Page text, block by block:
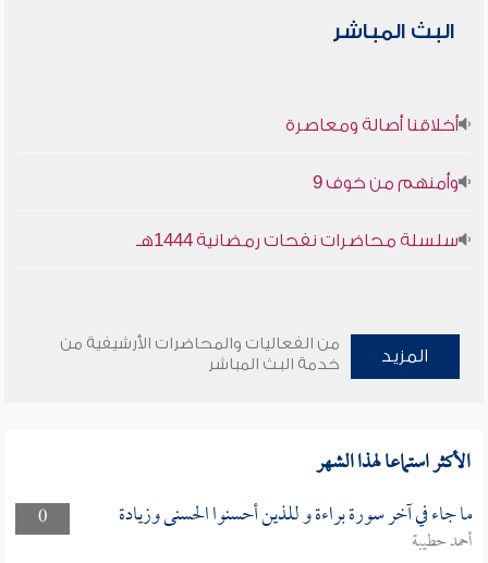
البث المباشر
أخلاقنا أصالة ومعاصرة
وأمنهم من خوف 9
سلسلة محاضرات نفحات رمضانية 1444هـ
المزيد
من الفعاليات والمحاضرات الأرشيفية من
خدمة البث المباشر
الأكثر استماعا لهذا الشهر
0 ما جاء في آخر سورة براءة و للذين أحسنوا الحسنى وزيادة
أحمد حطيبة